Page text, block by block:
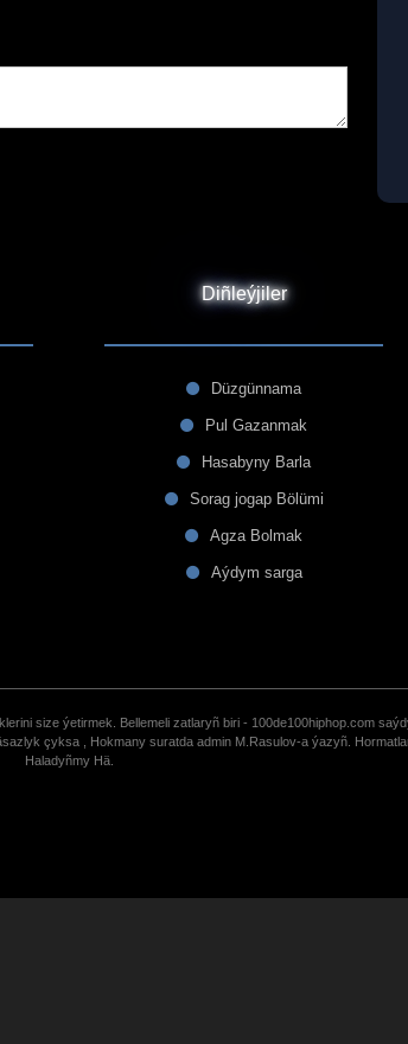
Diñleýjiler
Düzgünnama
Pul Gazanmak
Hasabyny Barla
Sorag jogap Bölümi
Agza Bolmak
Aýdym sarga
size ýetirmek. Bellemeli zatlaryñ biri - 100de100hiphop.com
çyksa , Hokmany suratda admin M.Rasulov-a ýazyñ.
Haladyñmy Hä.